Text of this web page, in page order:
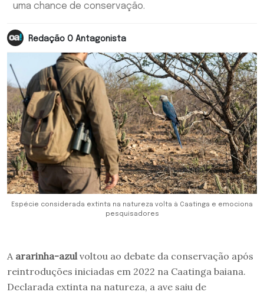
uma chance de conservação.
Redação O Antagonista
Espécie considerada extinta na natureza volta à Caatinga e emociona
pesquisadores
A ararinha-azul voltou ao debate da conservação após
reintroduções iniciadas em 2022 na Caatinga baiana.
Declarada extinta na natureza, a ave saiu de